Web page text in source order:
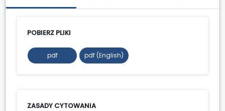
POBIERZ PLIKI
pdf pdf (English)
ZASADY CYTOWANIA